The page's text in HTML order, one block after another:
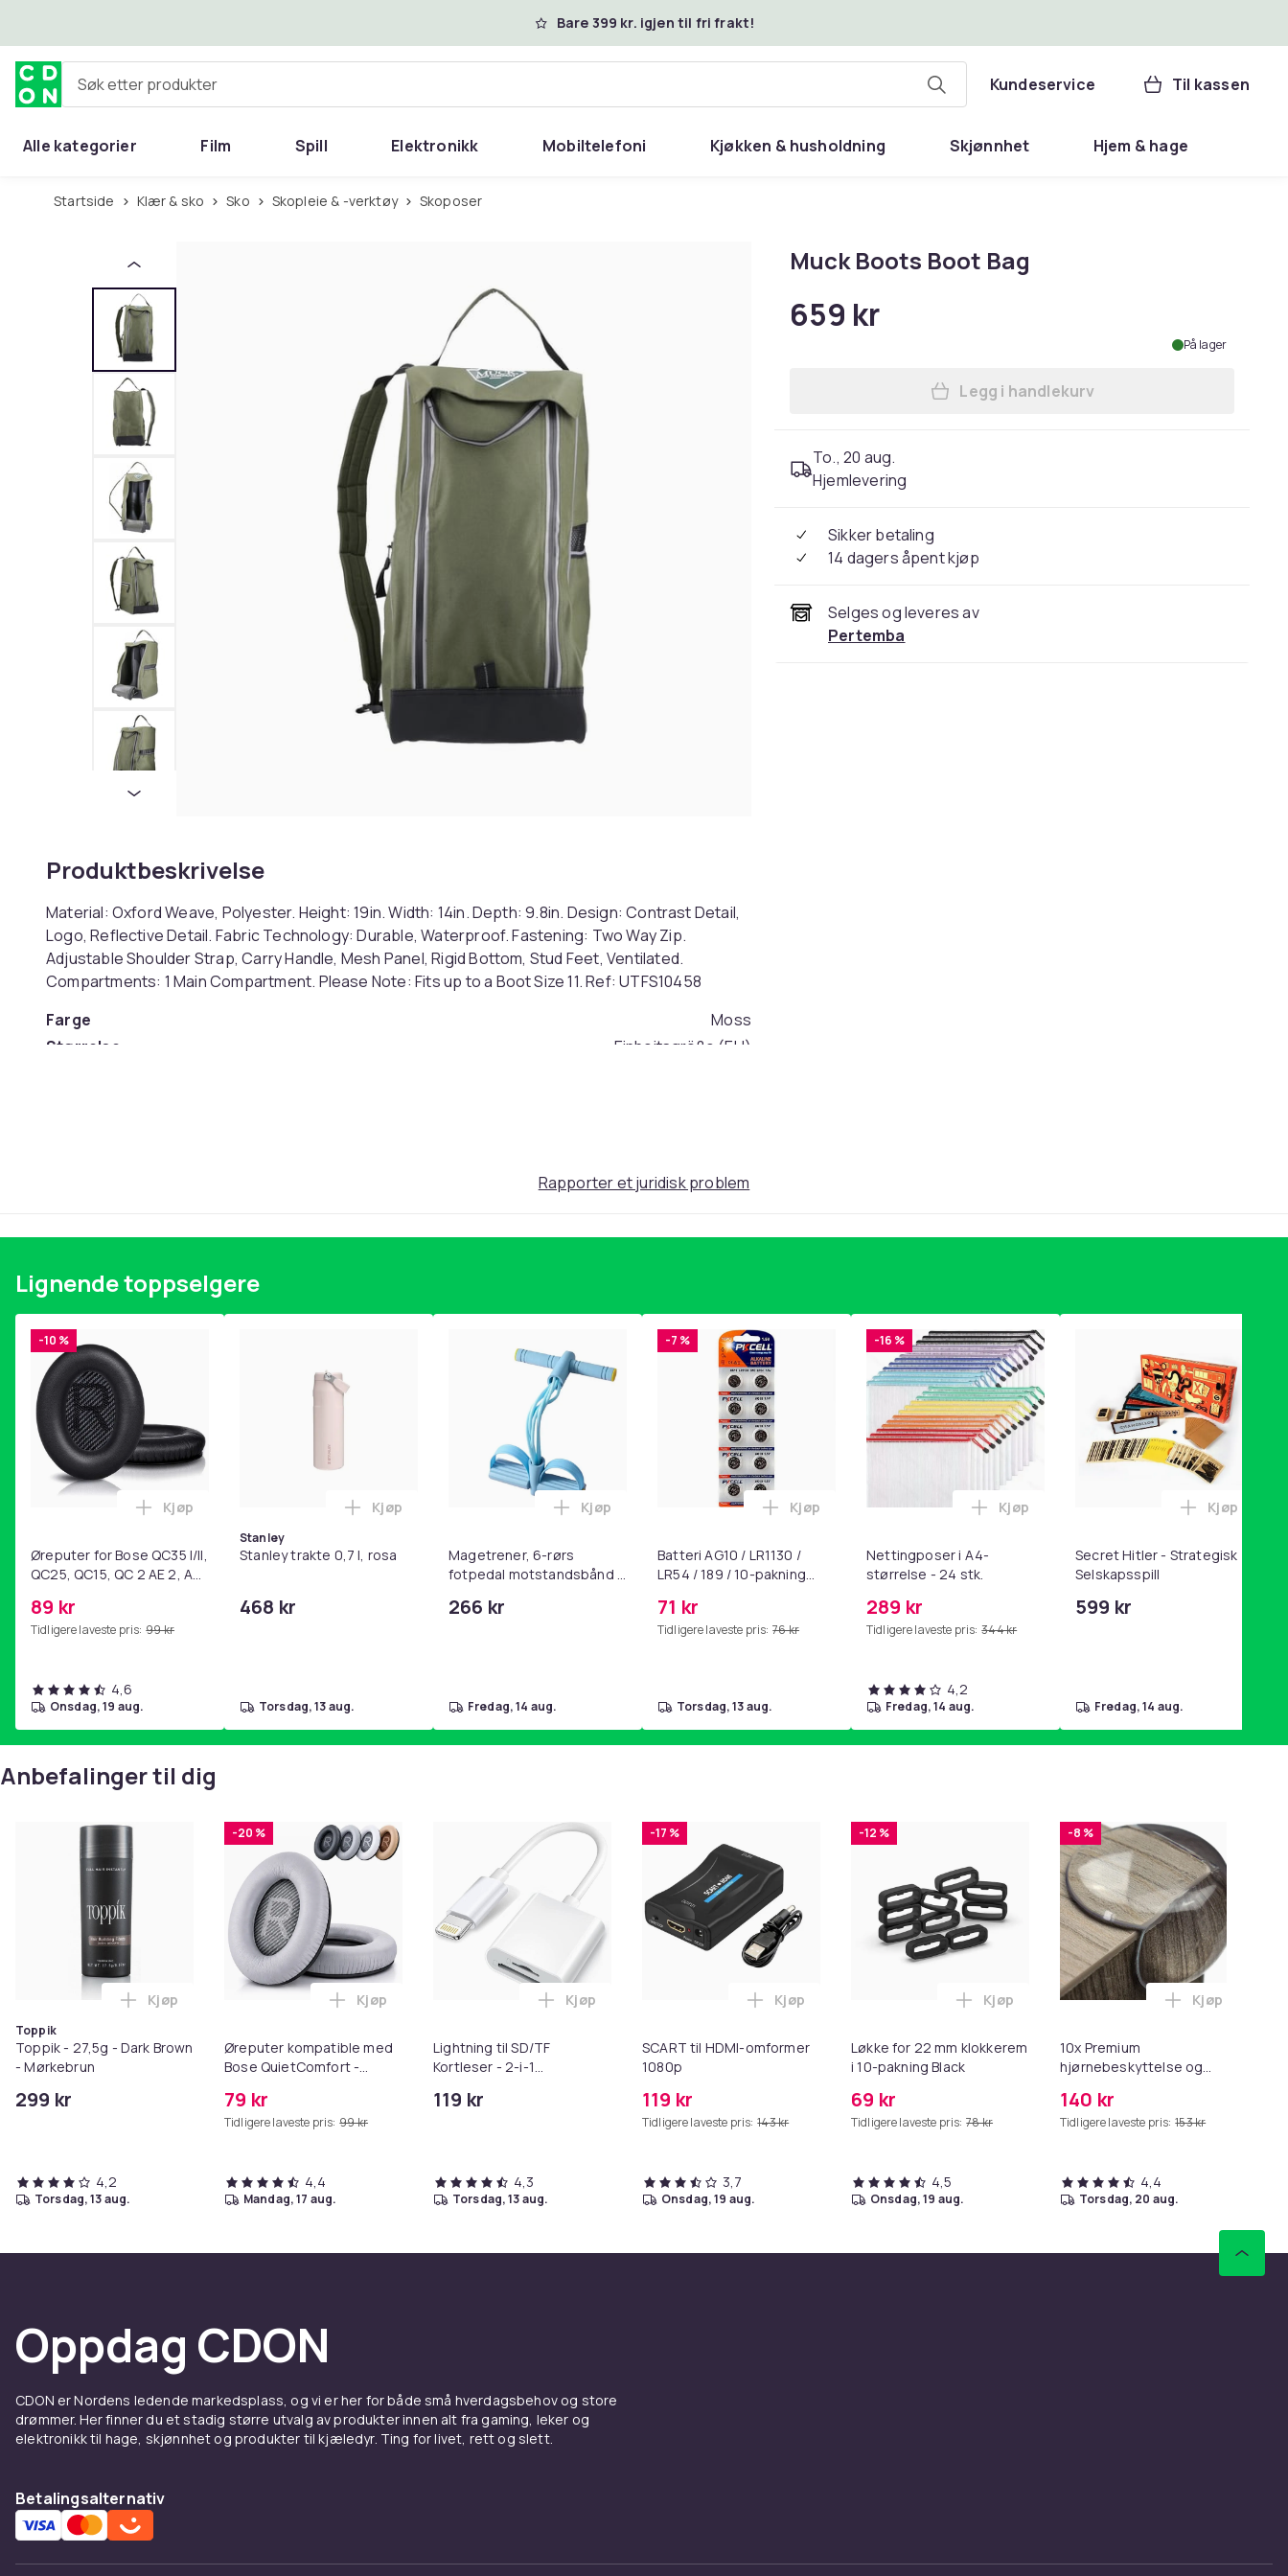
Bare 399 kr. igjen til fri frakt!
Søk etter produkter Kundeservice Til kassen
Alle kategorier Film Spill Elektronikk Mobiltelefoni Kjøkken & husholdning Skjønnhet Hjem & hage
Startside Klær & sko Sko Skopleie & -verktøy Skoposer
Produktbeskrivelse
Material: Oxford Weave, Polyester. Height: 19in. Width: 14in. Depth: 9.8in. Design: Contrast Detail,
Logo, Reflective Detail. Fabric Technology: Durable, Waterproof. Fastening: Two Way Zip.
Adjustable Shoulder Strap, Carry Handle, Mesh Panel, Rigid Bottom, Stud Feet, Ventilated.
Compartments: 1 Main Compartment. Please Note: Fits up to a Boot Size 11. Ref: UTFS10458
Farge
Moss
Størrelse
Einheitsgröße (EU)
Muck Boots Boot Bag
659 kr
På lager
Legg Muck Boots Boot Bag i
Legg i handlekurv
To., 20 aug.
Hjemlevering
Sikker betaling
14 dagers åpent kjøp
Selges og leveres av
Pertemba
Rapporter et juridisk problem
Lignende toppselgere
-10 %
Øreputer for Bose QC35 I/II,
QC25, QC15, QC 2 AE 2, AE
SoundLink Black
89 kr
Tidligere laveste pris: 99 kr
Legg Øreputer for Bose QC35 I/II, QC25, QC15, QC 2 AE 2, AE 2i, AE 2w, SoundTrue, SoundLink Black i handlekurven
Kjøp
4,6
onsdag, 19 aug.
Stanley
Stanley trakte 0,7 l, rosa
468 kr
Legg Stanley trakte 0,7 l, rosa i handlekurven
Kjøp
torsdag, 13 aug.
Magetrener, 6-rørs
fotpedal motstandsbånd -
yoga og
266 kr
Legg Magetrener, 6-rørs fotpedal motstandsbånd - mage- og kjernetrening, yoga og
Kjøp
fredag, 14 aug.
-7 %
Batteri AG10 / LR1130 /
LR54 / 189 / 10-pakning
71 kr
Tidligere laveste pris: 76 kr
Legg Batteri AG10 / LR1130 / LR54 / 189 / 10-pakning PKcell i
Kjøp
torsdag, 13 aug.
-16 %
Nettingposer i A4-
størrelse - 24 stk.
289 kr
Tidligere laveste pris: 344 kr
Legg Nettingposer i A4-størrelse - 24
Kjøp
4,2
fredag, 14 aug.
Secret Hitler - Strategisk
Selskapsspill
599 kr
Legg
Kjøp
fredag, 14 aug.
Anbefalinger til dig
Toppik
Toppik - 27,5g - Dark Brown
- Mørkebrun
299 kr
Legg Toppik - 27,5g - Dark Brown - Mørkebrun i handlekurven
Kjøp
4,2
torsdag, 13 aug.
-20 %
Øreputer kompatible med
Bose QuietComfort -
Grå
79 kr
Tidligere laveste pris: 99 kr
Legg Øreputer kompatible med Bose QuietComfort - QC35/QC25/QC15/AE2 - Grå i handlekurven
Kjøp
4,4
mandag, 17 aug.
Lightning til SD/TF
Kortleser - 2-i-1
iPhone/iPad
119 kr
Legg Lightning til SD/TF Kortleser - 2-i-1 Minnekortadapter til iPhone/iPad i handlekurven
Kjøp
4,3
torsdag, 13 aug.
-17 %
SCART til HDMI-omformer
1080p
119 kr
Tidligere laveste pris: 143 kr
Legg SCART til HDMI-omformer 1080p i handlekurven
Kjøp
3,7
onsdag, 19 aug.
-12 %
Løkke for 22 mm klokkerem
i 10-pakning Black
69 kr
Tidligere laveste pris: 78 kr
Legg Løkke for 22 mm klokkerem i 10-
Kjøp
4,5
onsdag, 19 aug.
-8 %
10x Premium
hjørnebeskyttelse og
140 kr
Tidligere laveste pris: 153 kr
Legg 10x
Kjøp
4,4
torsdag, 20 aug.
Oppdag CDON
CDON er Nordens ledende markedsplass, og vi er her for både små hverdagsbehov og store
drømmer. Her finner du et stadig større utvalg av produkter innen alt fra gaming, leker og
elektronikk til hage, skjønnhet og produkter til kjæledyr. Ting for livet, rett og slett.
Betalingsalternativ